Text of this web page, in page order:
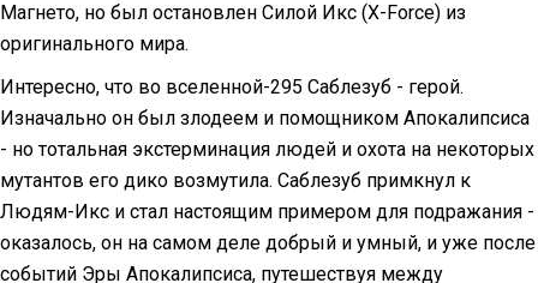
Магнето, но был остановлен Силой Икс (X-Force) из
оригинального мира.
Интересно, что во вселенной-295 Саблезуб - герой.
Изначально он был злодеем и помощником Апокалипсиса
- но тотальная экстерминация людей и охота на некоторых
мутантов его дико возмутила. Саблезуб примкнул к
Людям-Икс и стал настоящим примером для подражания -
оказалось, он на самом деле добрый и умный, и уже после
событий Эры Апокалипсиса, путешествуя между